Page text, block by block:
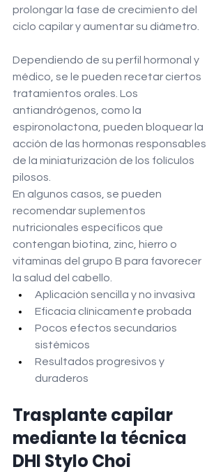
prolongar la fase de crecimiento del
ciclo capilar y aumentar su diámetro.
Dependiendo de su perfil hormonal y
médico, se le pueden recetar ciertos
tratamientos orales. Los
antiandrógenos, como la
espironolactona, pueden bloquear la
acción de las hormonas responsables
de la miniaturización de los folículos
pilosos.
En algunos casos, se pueden
recomendar suplementos
nutricionales específicos que
contengan biotina, zinc, hierro o
vitaminas del grupo B para favorecer
la salud del cabello.
Aplicación sencilla y no invasiva
Eficacia clínicamente probada
Pocos efectos secundarios
sistémicos
Resultados progresivos y
duraderos
Trasplante capilar
mediante la técnica
DHI Stylo Choi